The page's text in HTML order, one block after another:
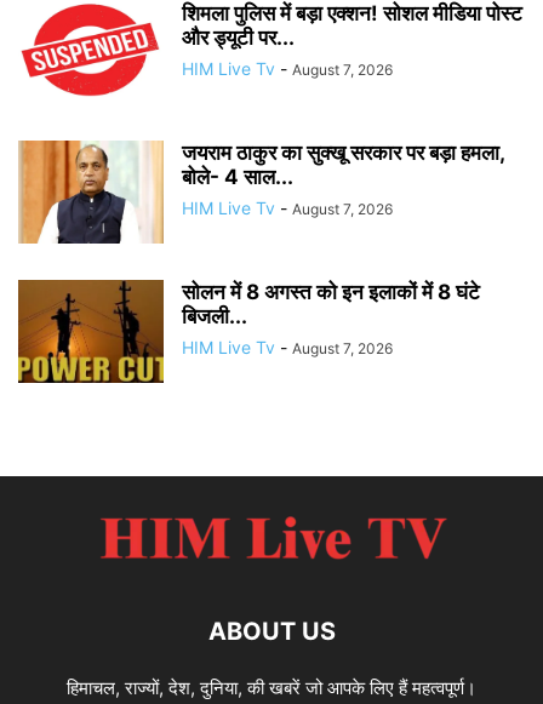
शिमला पुलिस में बड़ा एक्शन! सोशल मीडिया पोस्ट
और ड्यूटी पर...
HIM Live Tv - August 7, 2026
जयराम ठाकुर का सुक्खू सरकार पर बड़ा हमला,
बोले- 4 साल...
HIM Live Tv - August 7, 2026
सोलन में 8 अगस्त को इन इलाकों में 8 घंटे
बिजली...
HIM Live Tv - August 7, 2026
ABOUT US
हिमाचल, राज्यों, देश, दुनिया, की खबरें जो आपके लिए हैं महत्वपूर्ण।